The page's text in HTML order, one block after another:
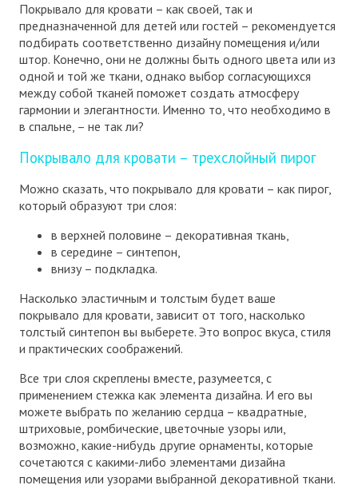
Покрывало для кровати – как своей, так и
предназначенной для детей или гостей – рекомендуется
подбирать соответственно дизайну помещения и/или
штор. Конечно, они не должны быть одного цвета или из
одной и той же ткани, однако выбор согласующихся
между собой тканей поможет создать атмосферу
гармонии и элегантности. Именно то, что необходимо в
в спальне, – не так ли?
Покрывало для кровати – трехслойный пирог
Можно сказать, что покрывало для кровати – как пирог,
который образуют три слоя:
в верхней половине – декоративная ткань,
в середине – синтепон,
внизу – подкладка.
Насколько эластичным и толстым будет ваше
покрывало для кровати, зависит от того, насколько
толстый синтепон вы выберете. Это вопрос вкуса, стиля
и практических соображений.
Все три слоя скреплены вместе, разумеется, с
применением стежка как элемента дизайна. И его вы
можете выбрать по желанию сердца – квадратные,
штриховые, ромбические, цветочные узоры или,
возможно, какие-нибудь другие орнаменты, которые
сочетаются с какими-либо элементами дизайна
помещения или узорами выбранной декоративной ткани.